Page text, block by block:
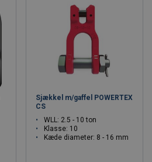
Sjækkel m/gaffel POWERTEX
CS
WLL: 2.5 - 10 ton
Klasse: 10
Kæde diameter: 8 - 16 mm